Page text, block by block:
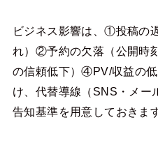
ビジネス影響は、①投稿の
れ）②予約の欠落（公開時
の信頼低下）④PV/収益の
け、代替導線（SNS・メー
告知基準を用意しておきます